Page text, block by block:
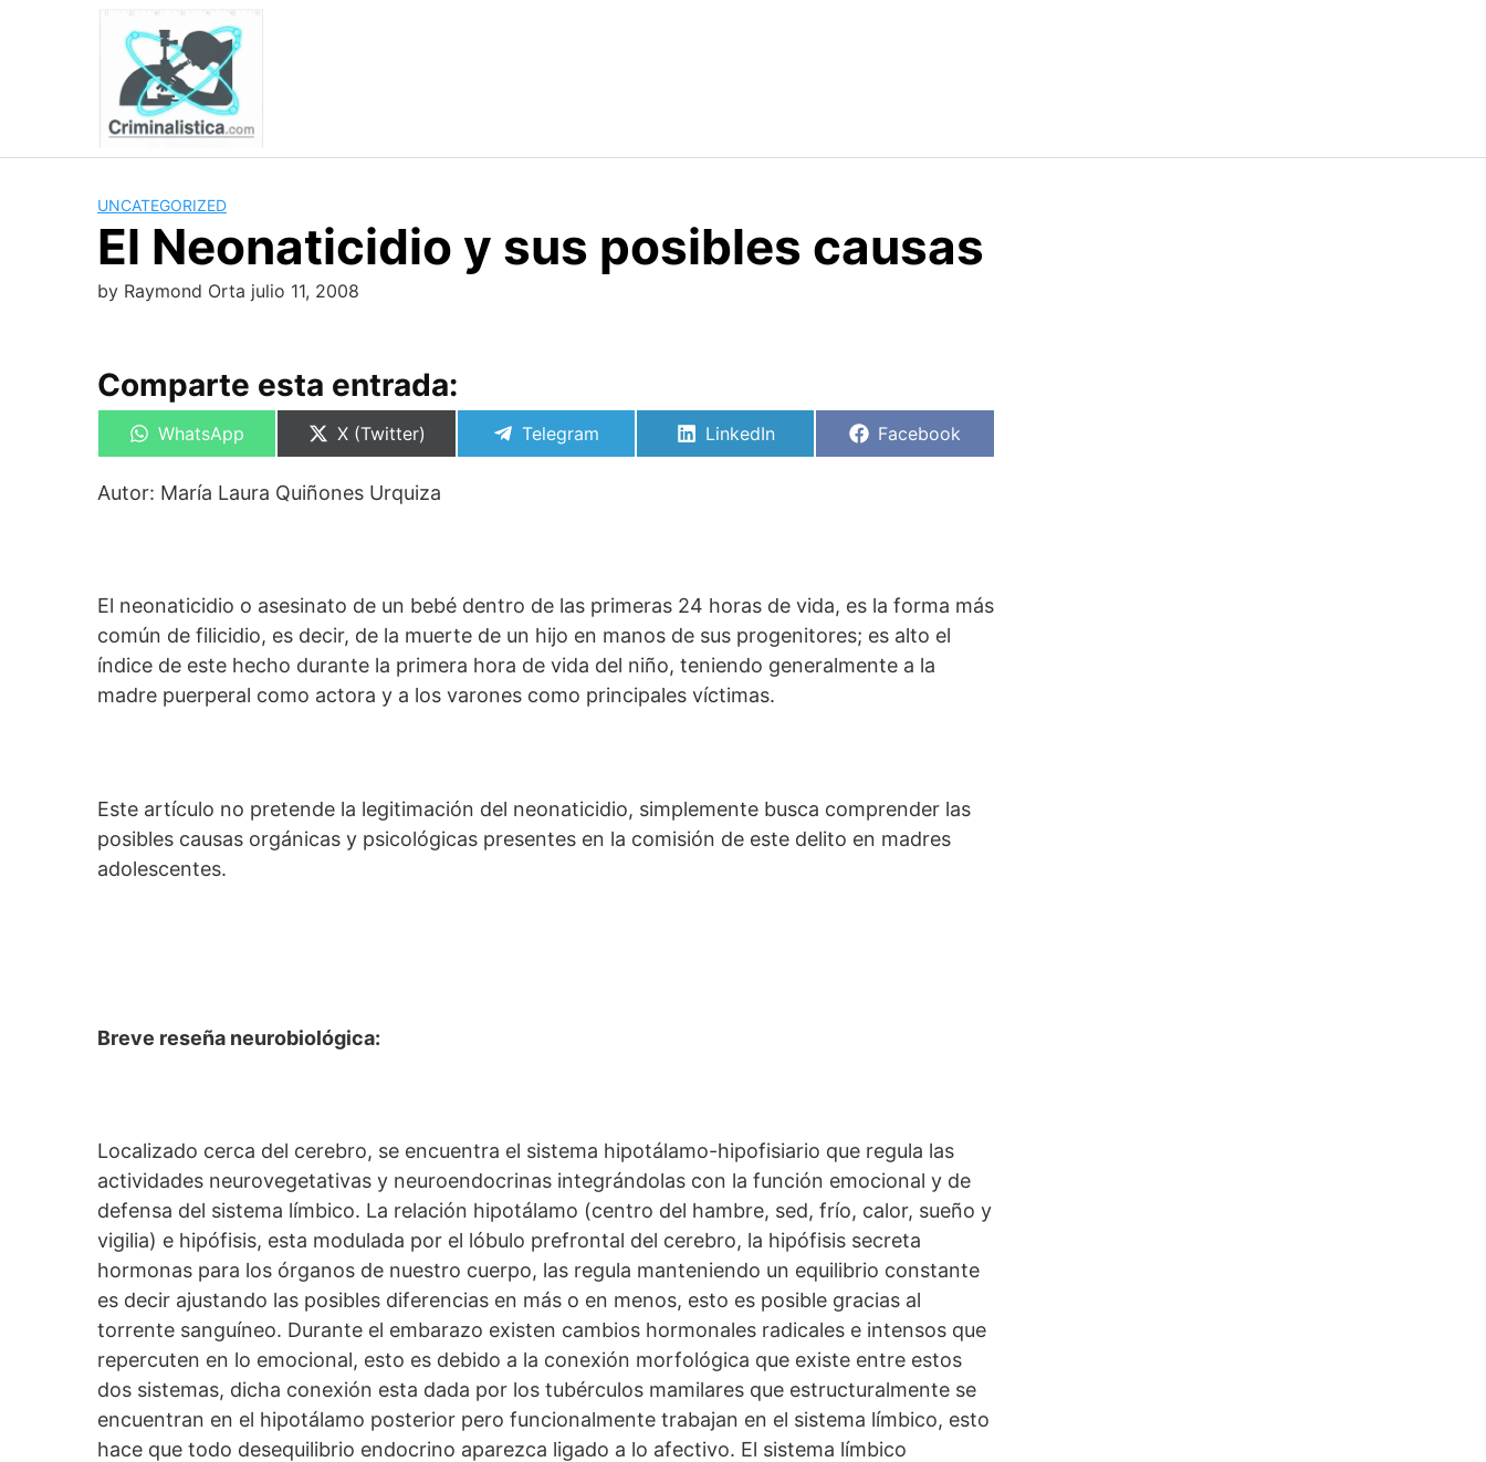
UNCATEGORIZED
El Neonaticidio y sus posibles causas
by Raymond Orta julio 11, 2008
Comparte esta entrada:
Compartir
WhatsApp
Compartir
X (Twitter)
Compartir
Telegram
Compartir
LinkedIn
Compartir
Facebook
Autor: María Laura Quiñones Urquiza
El neonaticidio o asesinato de un bebé dentro de las primeras 24 horas de vida, es la forma más
común de filicidio, es decir, de la muerte de un hijo en manos de sus progenitores; es alto el
índice de este hecho durante la primera hora de vida del niño, teniendo generalmente a la
madre puerperal como actora y a los varones como principales víctimas.
Este artículo no pretende la legitimación del neonaticidio, simplemente busca comprender las
posibles causas orgánicas y psicológicas presentes en la comisión de este delito en madres
adolescentes.
Breve reseña neurobiológica:
Localizado cerca del cerebro, se encuentra el sistema hipotálamo-hipofisiario que regula las
actividades neurovegetativas y neuroendocrinas integrándolas con la función emocional y de
defensa del sistema límbico. La relación hipotálamo (centro del hambre, sed, frío, calor, sueño y
vigilia) e hipófisis, esta modulada por el lóbulo prefrontal del cerebro, la hipófisis secreta
hormonas para los órganos de nuestro cuerpo, las regula manteniendo un equilibrio constante
es decir ajustando las posibles diferencias en más o en menos, esto es posible gracias al
torrente sanguíneo. Durante el embarazo existen cambios hormonales radicales e intensos que
repercuten en lo emocional, esto es debido a la conexión morfológica que existe entre estos
dos sistemas, dicha conexión esta dada por los tubérculos mamilares que estructuralmente se
encuentran en el hipotálamo posterior pero funcionalmente trabajan en el sistema límbico, esto
hace que todo desequilibrio endocrino aparezca ligado a lo afectivo. El sistema límbico